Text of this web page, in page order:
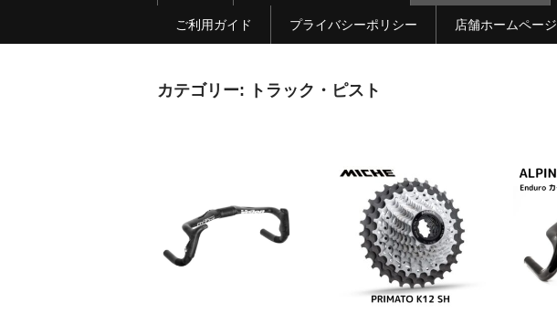
ご利用ガイド プライバシーポリシー 店舗ホームページ
カテゴリー: トラック・ピスト